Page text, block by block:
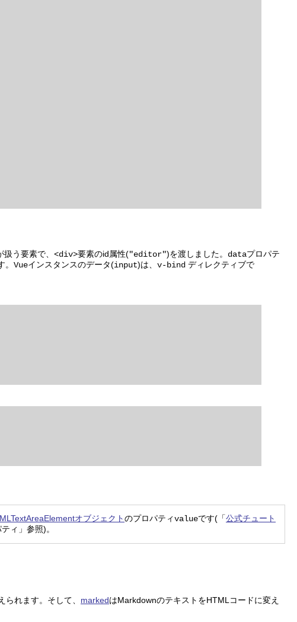
う要素で、 <div>要素のid属性("editor")を渡しました。 dataプロパテ
Vueインスタンスのデータ(input)は、 v-bind ディレクティブで
オブジェクトのプロパティvalueです(「公式チュート
ィ」参照)。
れます。そして、 markedはMarkdownのテキストをHTMLコードに変え